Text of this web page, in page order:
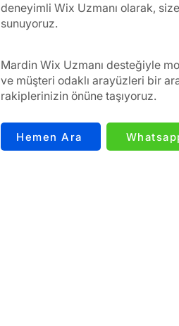
deneyimli Wix Uzmanı olarak,
sunuyoruz.
Mardin Wix Uzmanı desteğiyle
ve müşteri odaklı arayüzleri bir
rakiplerinizin önüne taşıyoruz.
Hemen Ara